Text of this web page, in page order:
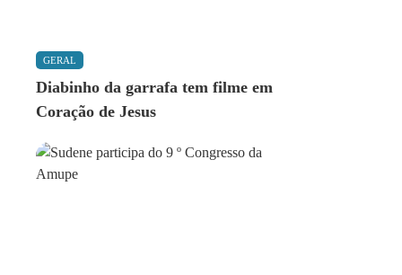
GERAL
Diabinho da garrafa tem filme em
Coração de Jesus